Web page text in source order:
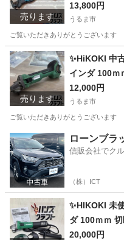
売ります
13,800円
うるま市
ご覧いただきありがとうございます
沖縄 うるま市
売ります
✨HiKOKI 中
インダ 100ｍ
12,000円
うるま市
ご覧いただきありがとうございます
沖縄 うるま市 その他
ローンブラ
信販会社でク
（株）ICT
✨HIKOKI 未
ダ 100ｍｍ
20,000円